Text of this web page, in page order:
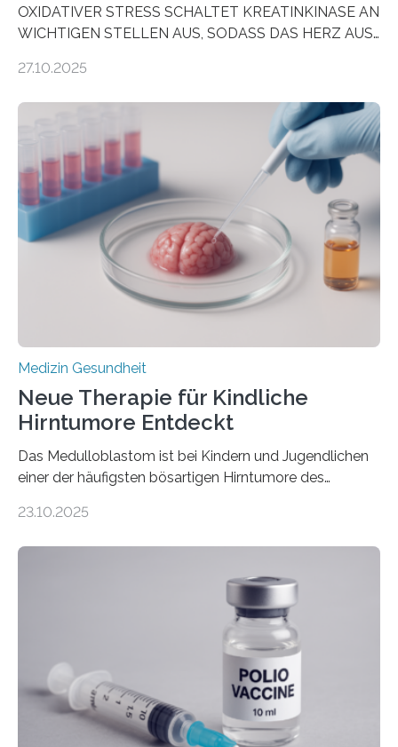
OXIDATIVER STRESS SCHALTET KREATINKINASE AN
WICHTIGEN STELLEN AUS, SODASS DAS HERZ AUS
aus dem Deutschen Zentrum für Herzinsuffizienz
im Journal Circulation, warum der Energietransport bei
der Hypertrophen Kardiomyopathie (HCM) versagen
kann und wie sich durch eine Verringerung der
Herzbelastung und des oxidativen Stresses
Rhythmusstörungen reduzieren lassen. Würzburg. Die
hypertrophe Kardiomyopathie (HCM) ist die häufigste
erblich bedingte Herzerkrankung. Sie führt dazu, dass
sich die linke Herzkammer verdickt, der Herzmuskel zu
stark kontrahiert…
27.10.2025
Medizin Gesundheit
Neue Therapie für Kindliche
Hirntumore Entdeckt
Das Medulloblastom ist bei Kindern und Jugendlichen
einer der häufigsten bösartigen Hirntumore des
Betroffenen können mit heutigen Methoden geheilt
Dringend benötigt werden zielgerichtete Therapien, die
nur Tumorschwachstellen angreifen und normales
Gewebe verschonen. Forschende um Daniel Merk vom
Hertie-Institut für klinische Hirnforschung am
Universitätsklinikum Tübingen haben eine solche
Schwachstelle im Erbgut einer Untergruppe des
Medulloblastoms gefunden. Die Wilhelm Sander-
Stiftung unterstützte das Projekt…
23.10.2025